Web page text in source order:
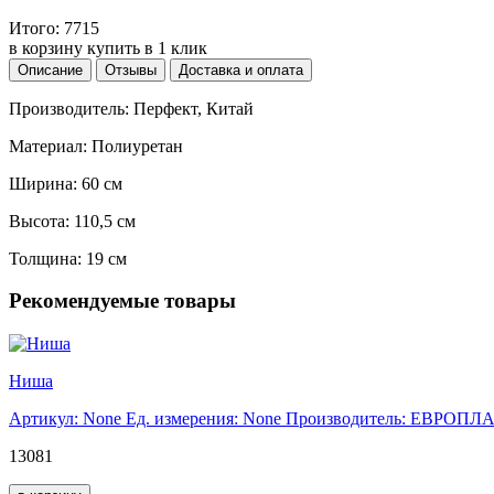
Итого: 7715
в корзину купить в 1 клик
Описание Отзывы Доставка и оплата
Производитель: Перфект, Китай
Материал: Полиуретан
Ширина: 60 см
Высота: 110,5 см
Толщина: 19 см
Рекомендуемые товары
Ниша
Артикул: None Ед. измерения: None Производитель:
13081